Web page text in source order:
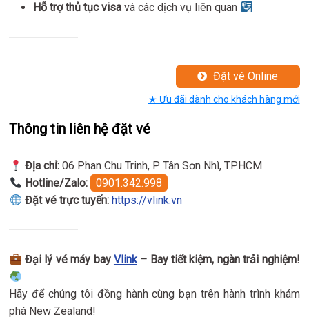
Hỗ trợ thủ tục visa và các dịch vụ liên quan
Đặt vé Online
★ Ưu đãi dành cho khách hàng mới
Thông tin liên hệ đặt vé
Địa chỉ:06 Phan Chu Trinh, P Tân Sơn Nhì, TPHCM
Hotline/Zalo:
0901.342.998
Đặt vé trực tuyến: https://vlink.vn
Đại lý vé máy bay Vlink– Bay tiết kiệm, ngàn trải nghiệm!
Hãy để chúng tôi đồng hành cùng bạn trên hành trình khám
phá New Zealand!